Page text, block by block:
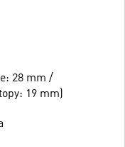
28 mm /
19 mm)